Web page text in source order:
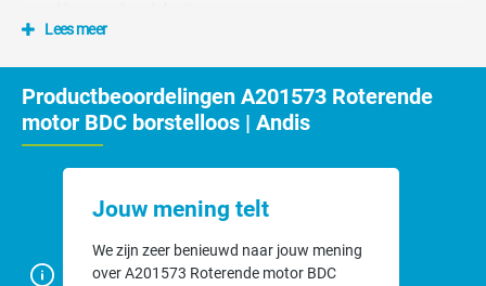
Lees meer
Productbeoordelingen A201573 Roterende
motor BDC borstelloos | Andis
Jouw mening telt
We zijn zeer benieuwd naar jouw mening
over A201573 Roterende motor BDC